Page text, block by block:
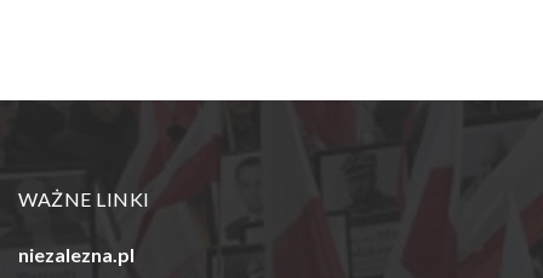
WAŻNE LINKI
niezalezna.pl